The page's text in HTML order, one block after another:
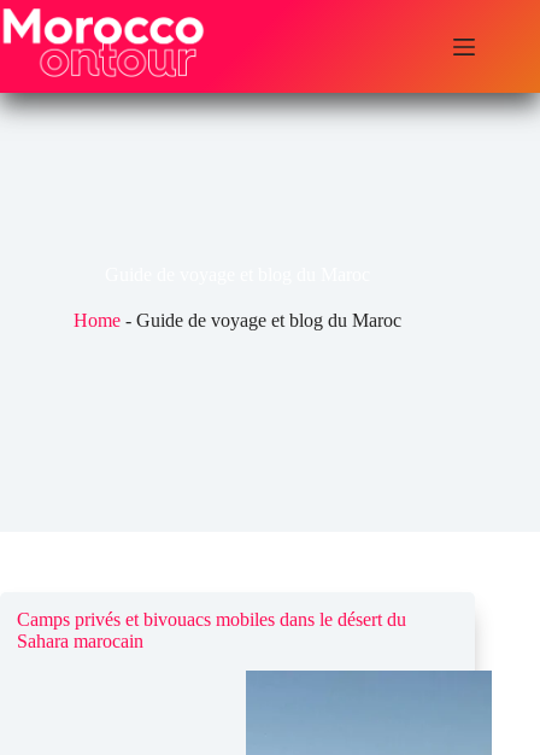
Passer
au
contenu
Home -Guide de voyage et blog du Maroc
Camps privés et bivouacs mobiles dans le désert du
Sahara marocain